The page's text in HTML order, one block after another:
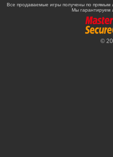
Все продаваемые игры получены по
Мы гарантируем
©